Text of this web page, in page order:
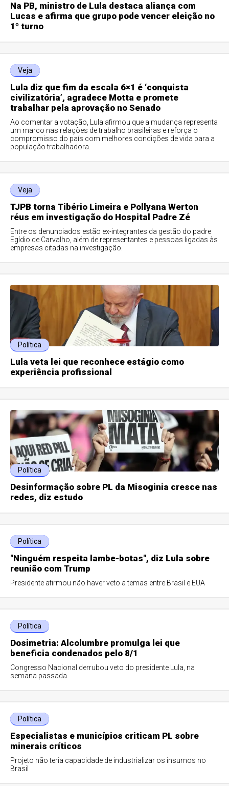
Na PB, ministro de Lula destaca aliança com
Lucas e afirma que grupo pode vencer eleição no
1º turno
Veja
Lula diz que fim da escala 6×1 é ‘conquista
civilizatória’, agradece Motta e promete
trabalhar pela aprovação no Senado
Ao comentar a votação, Lula afirmou que a mudança representa
um marco nas relações de trabalho brasileiras e reforça o
compromisso do país com melhores condições de vida para a
população trabalhadora.
Veja
TJPB torna Tibério Limeira e Pollyana Werton
réus em investigação do Hospital Padre Zé
Entre os denunciados estão ex-integrantes da gestão do padre
Egídio de Carvalho, além de representantes e pessoas ligadas às
empresas citadas na investigação.
Política
Lula veta lei que reconhece estágio como
experiência profissional
Política
Desinformação sobre PL da Misoginia cresce nas
redes, diz estudo
Política
"Ninguém respeita lambe-botas", diz Lula sobre
reunião com Trump
Presidente afirmou não haver veto a temas entre Brasil e EUA
Política
Dosimetria: Alcolumbre promulga lei que
beneficia condenados pelo 8/1
Congresso Nacional derrubou veto do presidente Lula, na
semana passada
Política
Especialistas e municípios criticam PL sobre
minerais críticos
Projeto não teria capacidade de industrializar os insumos no
Brasil